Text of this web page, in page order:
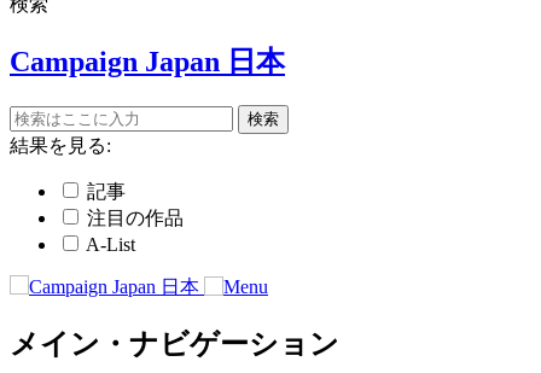
検索
Campaign Japan 日本
結果を見る:
記事
注目の作品
A-List
メイン・ナビゲーション